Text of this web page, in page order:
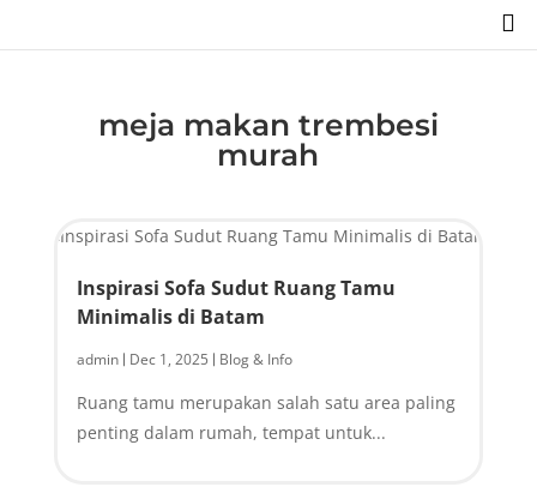

meja makan trembesi
murah
Inspirasi Sofa Sudut Ruang Tamu
Minimalis di Batam
admin | Dec 1, 2025 | Blog & Info
Ruang tamu merupakan salah satu area paling
penting dalam rumah, tempat untuk...